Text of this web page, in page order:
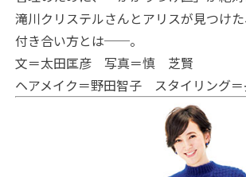
滝川クリステルさんとアリスが見つけ
付き合い方とは──。
文＝太田匡彦 写真＝慎 芝賢
ヘアメイク＝野田智子 スタイリング